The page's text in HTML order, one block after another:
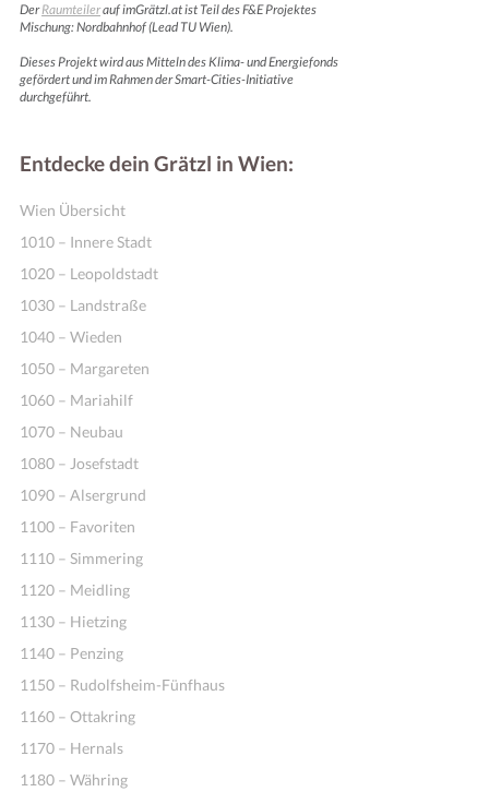
DerRaumteilerauf imGrätzl.at ist Teil des F&E Projektes
Mischung: Nordbahnhof (Lead TU Wien).
Dieses Projekt wird aus Mitteln des Klima- und Energiefonds
gefördert und im Rahmen der Smart-Cities-Initiative
durchgeführt.
Entdecke dein Grätzl in Wien:
Wien Übersicht
1010 – Innere Stadt
1020 – Leopoldstadt
1030 – Landstraße
1040 – Wieden
1050 – Margareten
1060 – Mariahilf
1070 – Neubau
1080 – Josefstadt
1090 – Alsergrund
1100 – Favoriten
1110 – Simmering
1120 – Meidling
1130 – Hietzing
1140 – Penzing
1150 – Rudolfsheim-Fünfhaus
1160 – Ottakring
1170 – Hernals
1180 – Währing